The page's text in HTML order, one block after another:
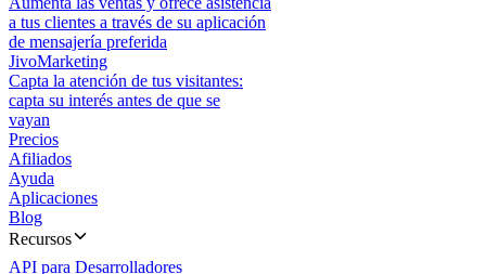
a tus clientes a través de su aplicación
de mensajería preferida
JivoMarketing
Capta la atención de tus visitantes:
capta su interés antes de que se
vayan
Precios
Afiliados
Ayuda
Aplicaciones
Blog
Recursos
API para Desarrolladores